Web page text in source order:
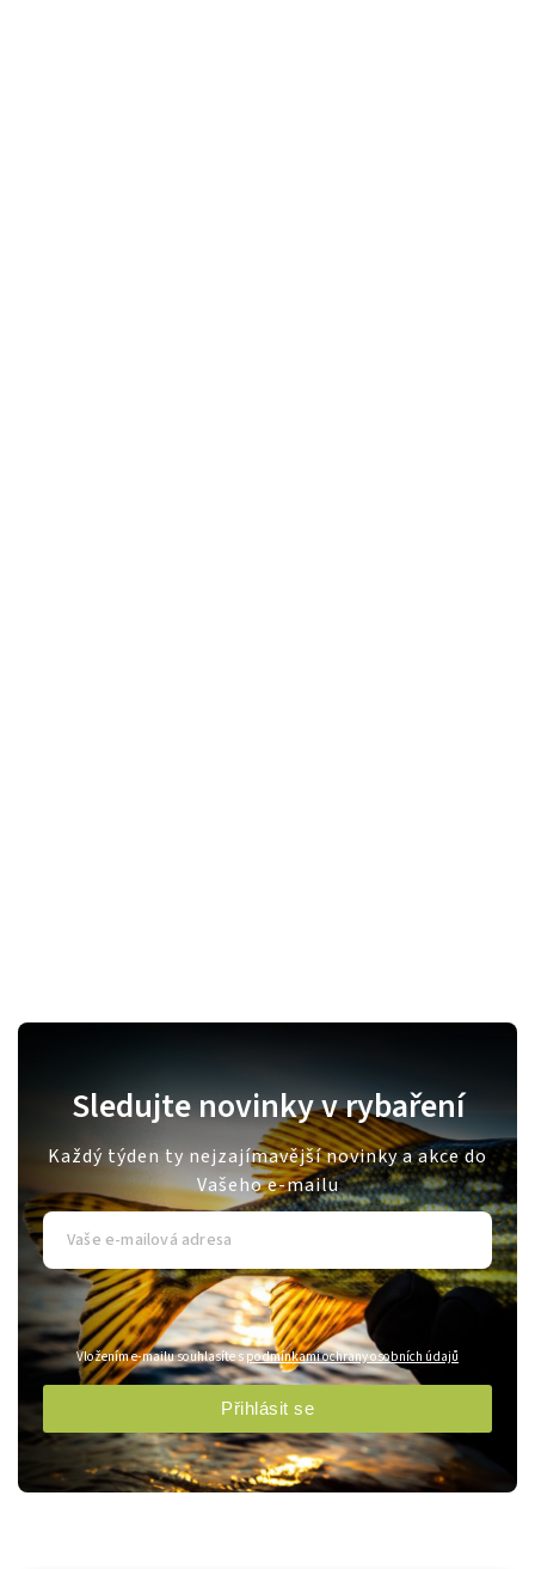
Sledujte novinky v rybaření
Každý týden ty nejzajímavější novinky a akce do
Vašeho e-mailu
Vložením e-mailu souhlasíte spodmínkami ochrany osobních údajů
Přihlásit se